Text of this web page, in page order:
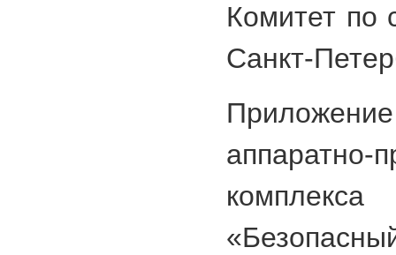
Комитет по
Санкт-
аппаратно-